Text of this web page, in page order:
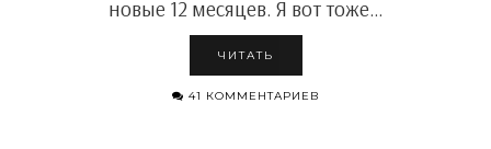
новые 12 месяцев. Я вот тоже…
ЧИТАТЬ
41 КОММЕНТАРИЕВ